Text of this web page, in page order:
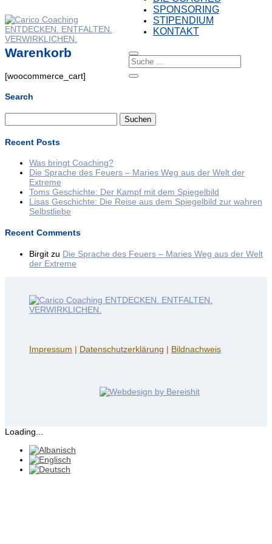
SPONSORING
STIPENDIUM
KONTAKT
Warenkorb
[woocommerce_cart]
Search
nach:
Recent Posts
Was bringt Coaching?
Die Sprache des Feuers – Maries Weg aus der Welt der
Extreme
Toms Geschichte: Der Kampf mit dem Spiegelbild
Lisas Geschichte: Die Reise aus dem Spiegelbild zur wahren
Selbstliebe
Recent Comments
Birgit zu Die Sprache des Feuers – Maries Weg aus der Welt
der Extreme
Impressum | Datenschutzerklärung | Bildnachweis
Loading...